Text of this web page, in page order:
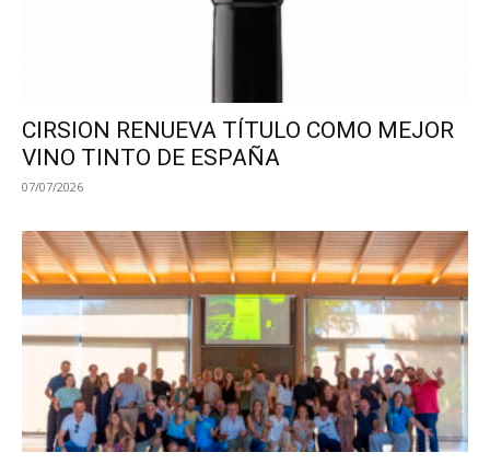
CIRSION RENUEVA TÍTULO COMO MEJOR
VINO TINTO DE ESPAÑA
07/07/2026